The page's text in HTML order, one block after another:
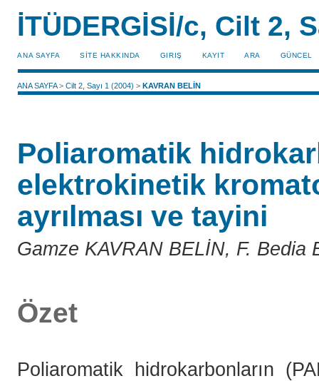
İTÜDERGİSİ/c, Cilt 2,
ANA SAYFA SİTE HAKKINDA GIRIŞ KAYIT ARA GÜNCEL
ANA SAYFA>Cilt 2, Sayı 1 (2004) >KAVRAN BELİN
Poliaromatik
elektrokinetik
ayrılması ve tayini
Gamze KAVRAN BELİN, F. Bedia
Özet
Poliaromatik hidrokarbonların